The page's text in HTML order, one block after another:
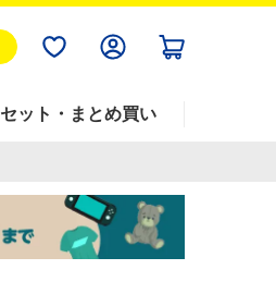
セット・まとめ買い